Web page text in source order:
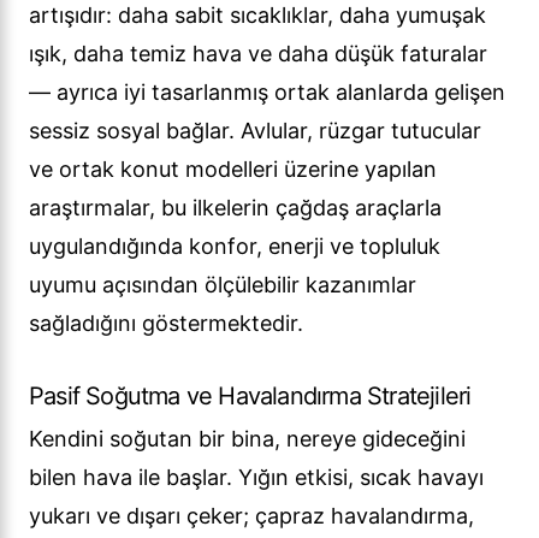
artışıdır: daha sabit sıcaklıklar, daha yumuşak
ışık, daha temiz hava ve daha düşük faturalar
— ayrıca iyi tasarlanmış ortak alanlarda gelişen
sessiz sosyal bağlar. Avlular, rüzgar tutucular
ve ortak konut modelleri üzerine yapılan
araştırmalar, bu ilkelerin çağdaş araçlarla
uygulandığında konfor, enerji ve topluluk
uyumu açısından ölçülebilir kazanımlar
sağladığını göstermektedir.
Pasif Soğutma ve Havalandırma Stratejileri
Kendini soğutan bir bina, nereye gideceğini
bilen hava ile başlar. Yığın etkisi, sıcak havayı
yukarı ve dışarı çeker; çapraz havalandırma,